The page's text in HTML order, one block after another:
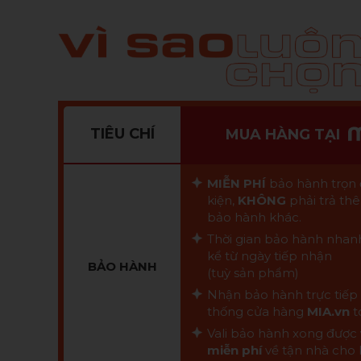
TIÊU CHÍ MUA HÀNG TẠI
BẢO HÀNH
MIỄN PHÍ bảo hành trọn
kiện, KHÔNG phải trả
bảo hành khác.
Thời gian bảo hành
kể từ ngày tiếp nhận
(tuỳ sản phẩm)
Nhận bảo hành trực
thống cửa hàng MIA.vn
Vali bảo hành xong được
miễn phívề tận nhà cho